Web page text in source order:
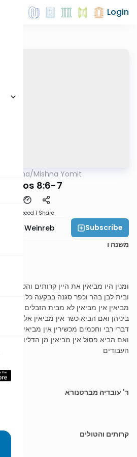
Login
AllMishna/Mishna Yomit
8:6-7
Speed 1 Share
Weinreb
Subscribe
משנה ו
ומנין היו מביאין את היין קרותים והטולים
ובית לבן בהר וכפר סגנה בבקעה כל הארצות
מביאין אין מביאין לא מבית הזבלים ולא
ביניהן ואם הביא כשר אין מביאין אליוסטן
דברי רבי וחכמים מכשירין אין מביאין לא
ואם הביא פסול אין מביאין מן הדליות אלא
העבודים
ר' עובדיה מברטנורא
קרותים והטולים